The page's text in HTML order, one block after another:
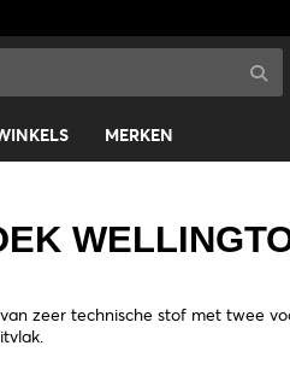
MERKEN
zeer technische stof met twee